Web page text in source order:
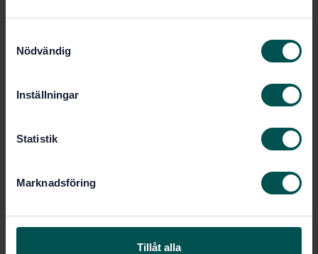
Nödvändig
Inställningar
Statistik
Marknadsföring
Tillåt alla
Prenumerera på standarden - Läs mer
1 865 SEK